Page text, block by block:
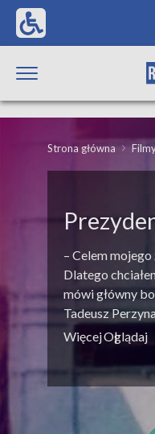
Strona główna
– Celem
Dlatego
mówi główny
Tadeusz
WięcejOglądaj